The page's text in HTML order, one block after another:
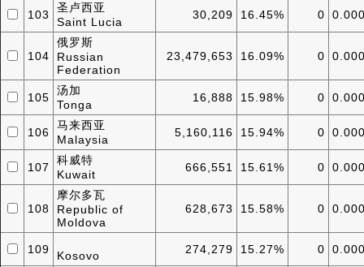
103
圣卢西亚
Saint Lucia
30,209 16.45% 0
104
俄罗斯
Russian
Federation
23,479,653 16.09% 0
105
汤加
Tonga
16,888 15.98% 0
106
马来西亚
Malaysia
5,160,116 15.94% 0
107
科威特
Kuwait
666,551 15.61% 0
108
摩尔多瓦
Republic of
Moldova
628,673 15.58% 0
109 Kosovo 274,279 15.27% 0